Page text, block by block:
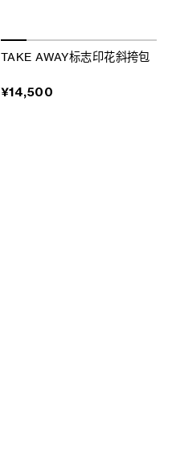
TAKE AWAY标志印花斜挎包
¥14,500